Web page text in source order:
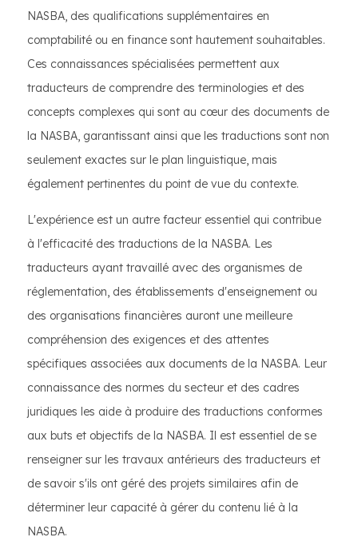
NASBA, des qualifications supplémentaires en
comptabilité ou en finance sont hautement souhaitables.
Ces connaissances spécialisées permettent aux
traducteurs de comprendre des terminologies et des
concepts complexes qui sont au cœur des documents de
la NASBA, garantissant ainsi que les traductions sont non
seulement exactes sur le plan linguistique, mais
également pertinentes du point de vue du contexte.
L'expérience est un autre facteur essentiel qui contribue
à l'efficacité des traductions de la NASBA. Les
traducteurs ayant travaillé avec des organismes de
réglementation, des établissements d'enseignement ou
des organisations financières auront une meilleure
compréhension des exigences et des attentes
spécifiques associées aux documents de la NASBA. Leur
connaissance des normes du secteur et des cadres
juridiques les aide à produire des traductions conformes
aux buts et objectifs de la NASBA. Il est essentiel de se
renseigner sur les travaux antérieurs des traducteurs et
de savoir s'ils ont géré des projets similaires afin de
déterminer leur capacité à gérer du contenu lié à la
NASBA.